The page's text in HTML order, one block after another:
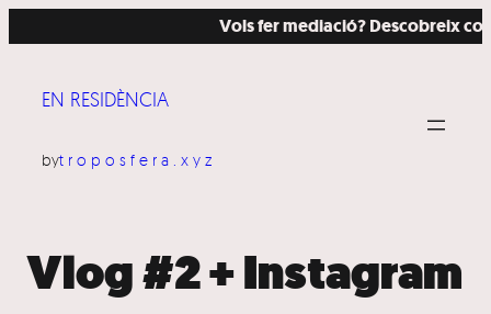
al
Vols fer mediació? Descobreix com
EN RESIDÈNCIA
bytroposfera.xyz
Vlog #2 + Instagram